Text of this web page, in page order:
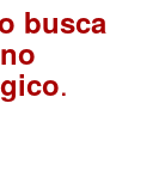
busca
.